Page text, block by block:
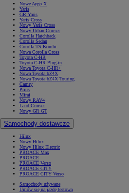
Nowe Aygo X
Yaris
GR Yaris
Yaris Cross
Nowy Yaris Cross
Nowy Urban Cruiser
Corolla Hatchback
Corolla Sedan
Corolla TS Kombi
Nowa Corolla Cross
Toyota C-HR
Toyota C-HR Plug-in
Nowa Toyota C-HR+
Nowa Toyota bZ4X
Nowa Toyota bZ4X Touring
Camry
Prius
Mirai
Nowy RAV4
Land Cruiser
Nowy GR GT
Samochody dostawcze
Hilux
Nowy Hilux
Nowy Hilux Electric
PROACE Max
PROACE
PROACE Verso
PROACE CITY
PROACE CITY Verso
Samochody używane
Umów się na jazdę testową